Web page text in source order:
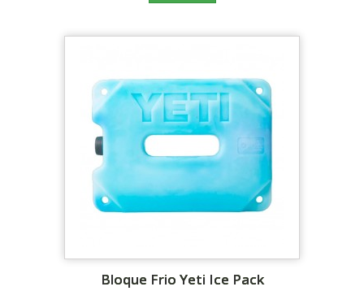
Bloque Frio Yeti Ice Pack